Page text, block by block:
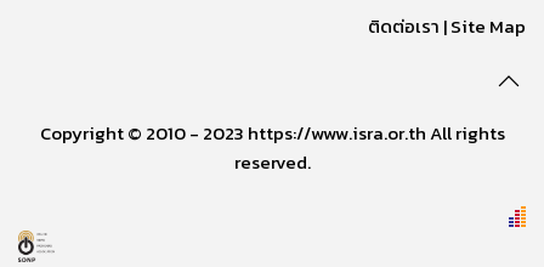
ติดต่อเรา |Site Map
Copyright © 2010 - 2023 https://www.isra.or.th All rights
reserved.